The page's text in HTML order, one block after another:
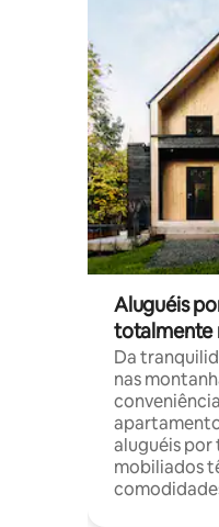
Aluguéis
totalmente
Da
nas
aluguéis
mobiliados